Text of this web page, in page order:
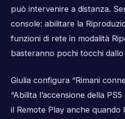
può intervenire a distanza.
console: abilitare la
funzioni di rete in modalità
basteranno pochi tocchi
Giulia configura “Rimani
“Abilita l’accensione della
il Remote Play anche quando